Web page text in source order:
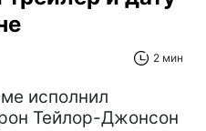
2 мин
исполнил
Тейлор-Джонсон